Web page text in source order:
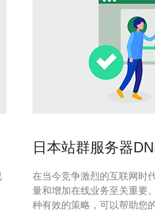
日本站群服务器
在当今竞争激烈的互联网时
量和增加在线业务至关重要
种有效的策略，可以帮助您